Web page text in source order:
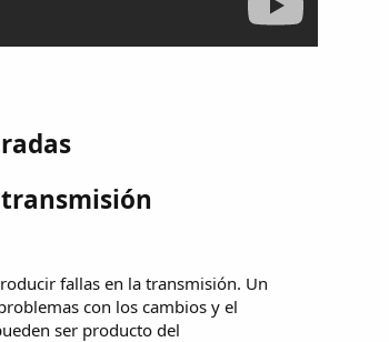
transmisión
fallas en la transmisión. Un
con los cambios y el
ser producto del